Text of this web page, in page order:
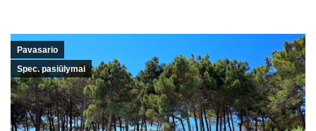
Pavasario
Spec. pasiūlymai